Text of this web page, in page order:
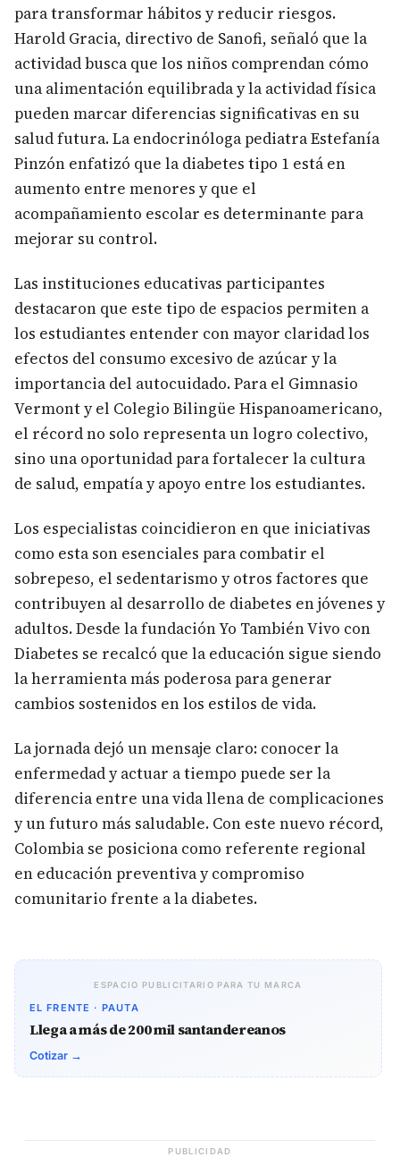
para transformar hábitos y reducir riesgos.
Harold Gracia, directivo de Sanofi, señaló que la
actividad busca que los niños comprendan cómo
una alimentación equilibrada y la actividad física
pueden marcar diferencias significativas en su
salud futura. La endocrinóloga pediatra Estefanía
Pinzón enfatizó que la diabetes tipo 1 está en
aumento entre menores y que el
acompañamiento escolar es determinante para
mejorar su control.
Las instituciones educativas participantes
destacaron que este tipo de espacios permiten a
los estudiantes entender con mayor claridad los
efectos del consumo excesivo de azúcar y la
importancia del autocuidado. Para el Gimnasio
Vermont y el Colegio Bilingüe Hispanoamericano,
el récord no solo representa un logro colectivo,
sino una oportunidad para fortalecer la cultura
de salud, empatía y apoyo entre los estudiantes.
Los especialistas coincidieron en que iniciativas
como esta son esenciales para combatir el
sobrepeso, el sedentarismo y otros factores que
contribuyen al desarrollo de diabetes en jóvenes y
adultos. Desde la fundación Yo También Vivo con
Diabetes se recalcó que la educación sigue siendo
la herramienta más poderosa para generar
cambios sostenidos en los estilos de vida.
La jornada dejó un mensaje claro: conocer la
enfermedad y actuar a tiempo puede ser la
diferencia entre una vida llena de complicaciones
y un futuro más saludable. Con este nuevo récord,
Colombia se posiciona como referente regional
en educación preventiva y compromiso
comunitario frente a la diabetes.
ESPACIO PUBLICITARIO PARA TU MARCA
EL FRENTE · PAUTA
Llega a más de 200 mil santandereanos
Cotizar →
PUBLICIDAD